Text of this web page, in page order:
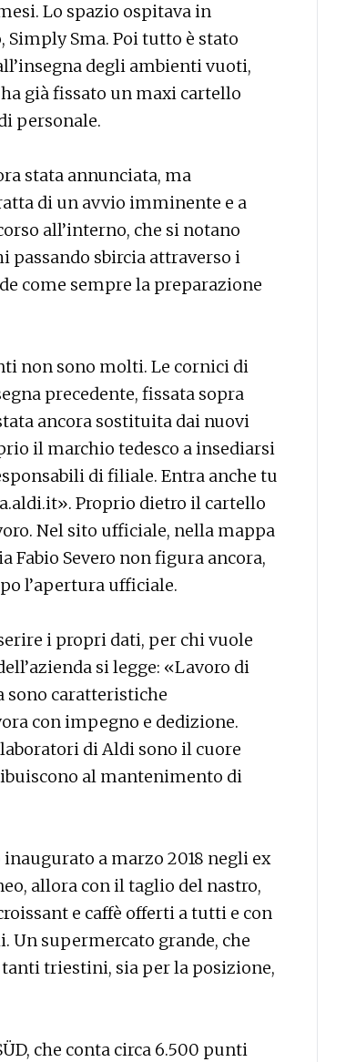
Lo spazio ospitava in
Sma. Poi tutto è stato
degli ambienti vuoti,
già fissato un maxi cartello
personale.
stata annunciata, ma
di un avvio imminente e a
all’interno, che si notano
passando sbircia attraverso i
come sempre la preparazione
non sono molti. Le cornici di
precedente, fissata sopra
ancora sostituita dai nuovi
il marchio tedesco a insediarsi
di filiale. Entra anche tu
Proprio dietro il cartello
Nel sito ufficiale, nella mappa
Severo non figura ancora,
l’apertura ufficiale.
i propri dati, per chi vuole
si legge: «Lavoro di
sono caratteristiche
con impegno e dedizione.
di Aldi sono il cuore
al mantenimento di
a marzo 2018 negli ex
allora con il taglio del nastro,
e caffè offerti a tutti e con
supermercato grande, che
triestini, sia per la posizione,
che conta circa 6.500 punti